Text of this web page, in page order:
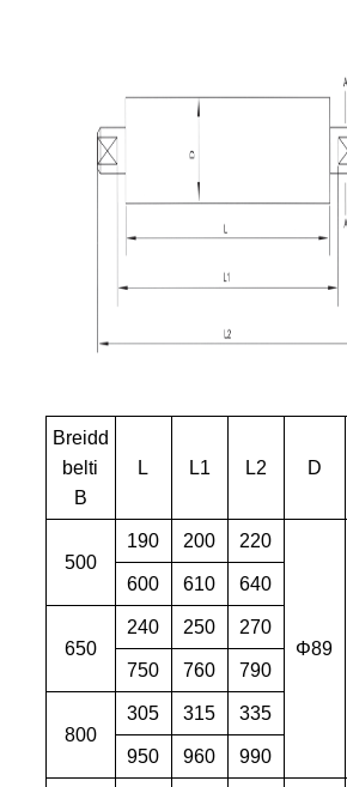
Breidd
belti
B
L L1 L2 D
500
190 200 220
Φ89
600 610 640
650
240 250 270
750 760 790
800
305 315 335
950 960 990